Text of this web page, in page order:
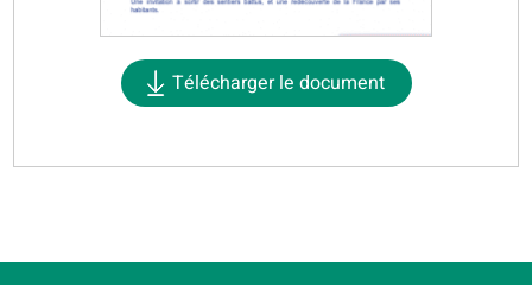
Télécharger le document